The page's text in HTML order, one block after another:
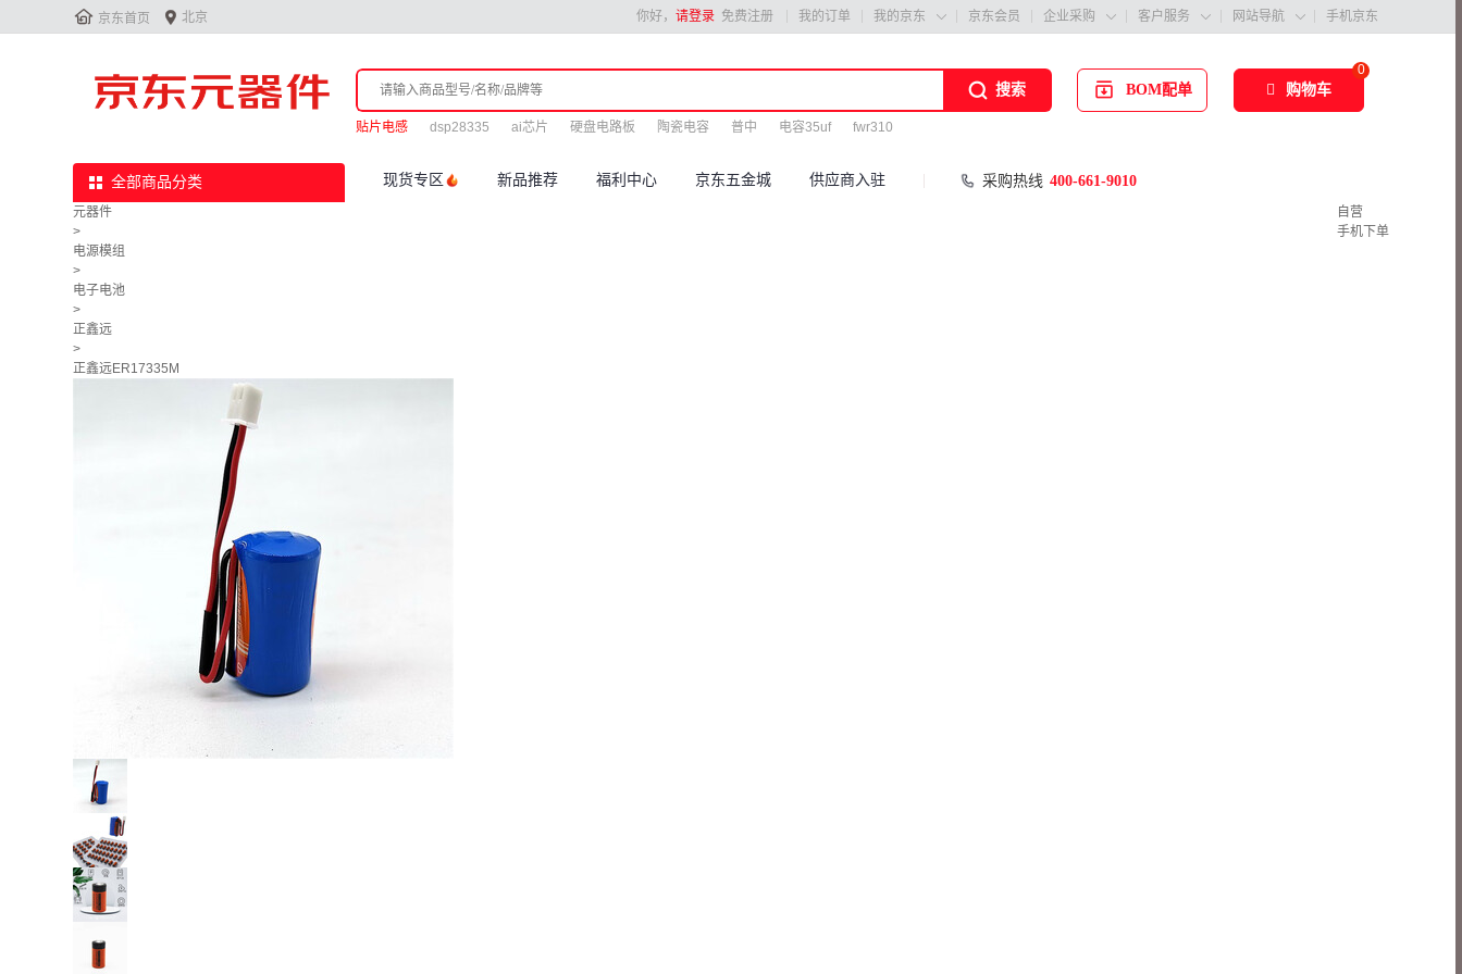
 京东首页  北京 你好， 请登录 免费注册 我的订单 我的京东  京东会员 企业采购  客户服务  网站导航  手机京东
搜索
贴片电感 dsp28335 ai芯片 硬盘电路板 陶瓷电容 普中 电容35uf fwr310
BOM配单
0
购物车
全部商品分类 现货专区 新品推荐 福利中心 京东五金城 供应商入驻 采购热线 400-661-9010
元器件
>
电源模组
>
电子电池
>
正鑫远
>
正鑫远ER17335M
自营
手机下单